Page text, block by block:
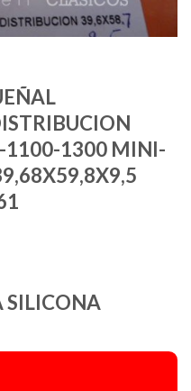
1100-1300 MINI-
SILICONA